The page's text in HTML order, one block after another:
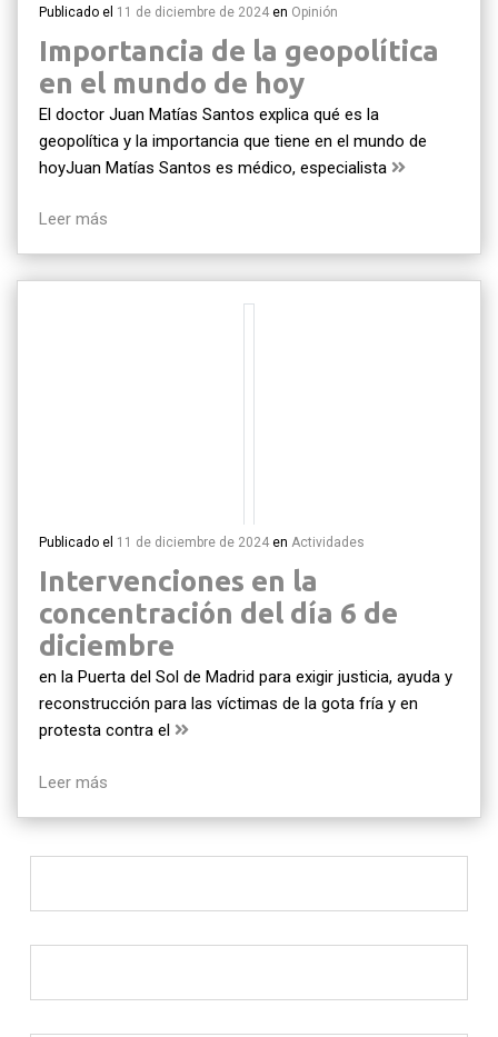
Publicado el 11 de diciembre de 2024 en Opinión
Importancia de la geopolítica
en el mundo de hoy
El doctor Juan Matías Santos explica qué es la
geopolítica y la importancia que tiene en el mundo de
hoyJuan Matías Santos es médico, especialista
Leer más
Publicado el 11 de diciembre de 2024 en Actividades
Intervenciones en la
concentración del día 6 de
diciembre
en la Puerta del Sol de Madrid para exigir justicia, ayuda y
reconstrucción para las víctimas de la gota fría y en
protesta contra el
Leer más